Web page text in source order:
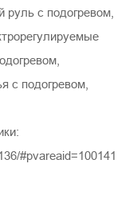
с подогревом,
с подогревом,
#pvareaid=100141